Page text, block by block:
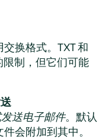
换格式。TXT 和
限制，但它们可能
送电子邮件。默认
会附加到其中。